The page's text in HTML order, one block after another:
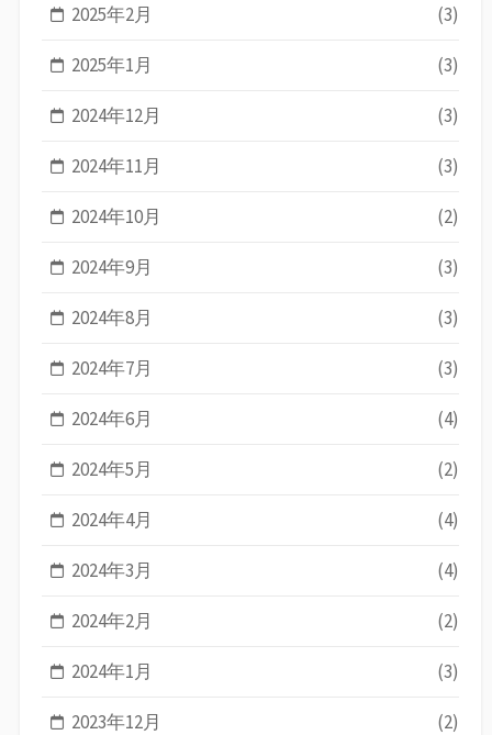
2025年2月 (3)
2025年1月 (3)
2024年12月 (3)
2024年11月 (3)
2024年10月 (2)
2024年9月 (3)
2024年8月 (3)
2024年7月 (3)
2024年6月 (4)
2024年5月 (2)
2024年4月 (4)
2024年3月 (4)
2024年2月 (2)
2024年1月 (3)
2023年12月 (2)